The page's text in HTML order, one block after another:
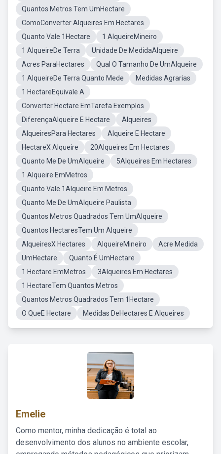
Quantos Metros Tem UmHectare
ComoConverter Alqueires Em Hectares
Quanto Vale 1Hectare
1 AlqueireMineiro
1 AlqueireDe Terra
Unidade De MedidaAlqueire
Acres ParaHectares
Qual O Tamanho De UmAlqueire
1 AlqueireDe Terra Quanto Mede
Medidas Agrarias
1 HectareEquivale A
Converter Hectare EmTarefa Exemplos
DiferençaAlqueire E Hectare
Alqueires
AlqueiresPara Hectares
Alqueire E Hectare
HectareX Alqueire
20Alqueires Em Hectares
Quanto Me De UmAlqueire
5Alqueires Em Hectares
1 Alqueire EmMetros
Quanto Vale 1Alqueire Em Metros
Quanto Me De UmAlqueire Paulista
Quantos Metros Quadrados Tem UmAlqueire
Quantos HectaresTem Um Alqueire
AlqueiresX Hectares
AlqueireMineiro
Acre Medida
UmHectare
Quanto É UmHectare
1 Hectare EmMetros
3Alqueires Em Hectares
1 HectareTem Quantos Metros
Quantos Metros Quadrados Tem 1Hectare
O QueE Hectare
Medidas DeHectares E Alqueires
Emelie
Como mentor, minha dedicação é total ao
desenvolvimento dos alunos no ambiente escolar,